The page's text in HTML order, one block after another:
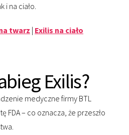
i na ciało.
twarz | Exilis na ciało
Exilis?
medyczne firmy BTL
FDA – co oznacza, że przeszło